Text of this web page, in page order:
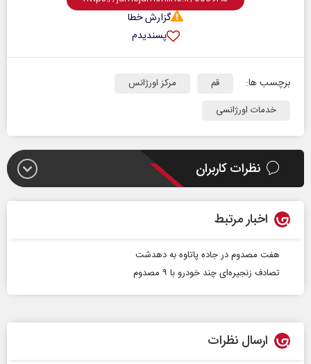
گزارش خطا
پسندیدم
برچسب ها: قم
مرکز اورژانس
خدمات اورژانسی
نظرات کاربران
اخبار مرتبط
هفت مصدوم در جاده پاتاوه به دهدشت
تصادف زنجیره‌ای چند خودرو با ۹ مصدوم
ارسال نظرات